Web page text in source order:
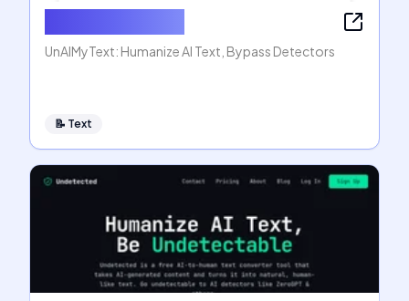
UnAIMyText: Humanize AI Text, Bypass Detectors
📝 Text